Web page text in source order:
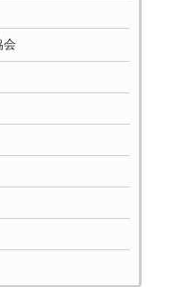
会